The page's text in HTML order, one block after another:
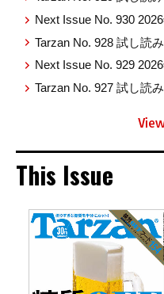
Next Issue No. 930
Tarzan No. 928 試し読
Next Issue No. 929
Tarzan No. 927 試し読
This Issue